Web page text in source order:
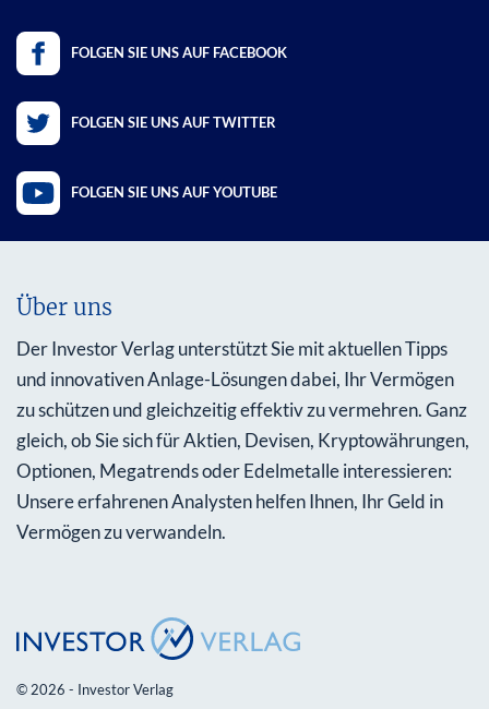
FOLGEN SIE UNS AUF FACEBOOK
FOLGEN SIE UNS AUF TWITTER
FOLGEN SIE UNS AUF YOUTUBE
Über uns
Der Investor Verlag unterstützt Sie mit aktuellen Tipps
und innovativen Anlage-Lösungen dabei, Ihr Vermögen
zu schützen und gleichzeitig effektiv zu vermehren. Ganz
gleich, ob Sie sich für Aktien, Devisen, Kryptowährungen,
Optionen, Megatrends oder Edelmetalle interessieren:
Unsere erfahrenen Analysten helfen Ihnen, Ihr Geld in
Vermögen zu verwandeln.
© 2026 - Investor Verlag